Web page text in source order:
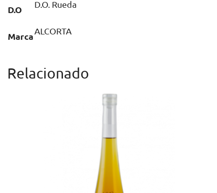
D.O
D.O. Rueda
Marca
ALCORTA
Relacionado